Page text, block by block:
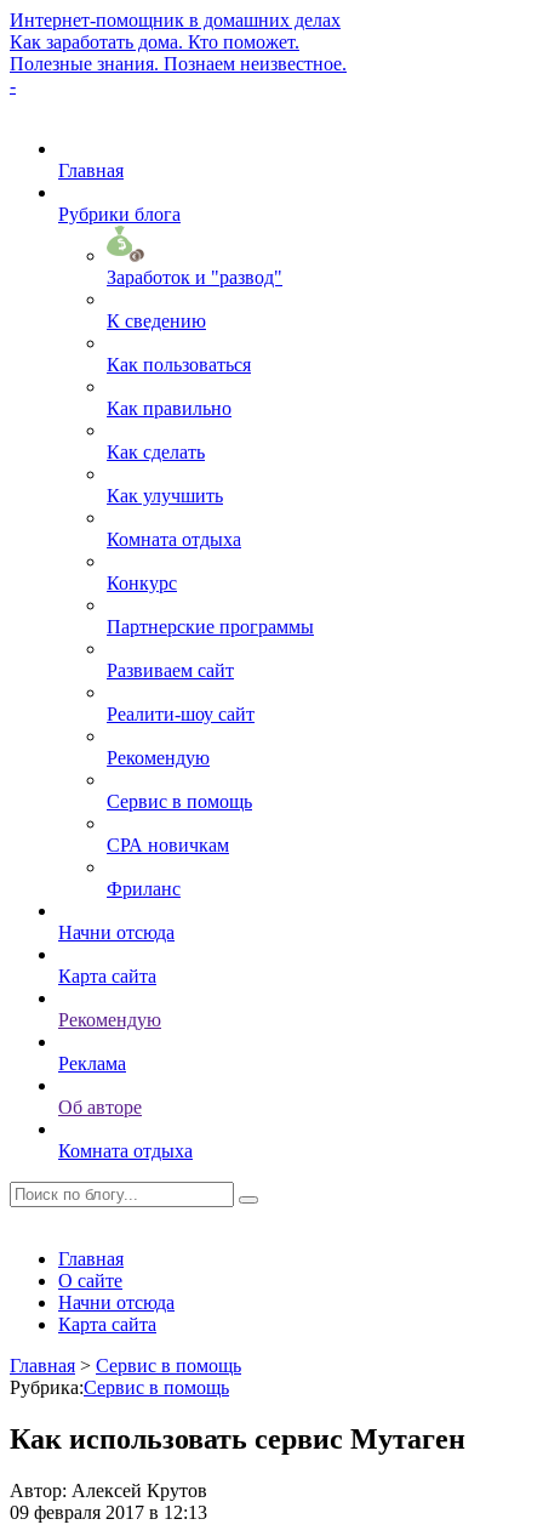
Интернет-помощник в домашних делах
Как заработать дома. Кто поможет.
Полезные знания. Познаем неизвестное.
-
Главная
Рубрики блога
Заработок и "развод"
К сведению
Как пользоваться
Как правильно
Как сделать
Как улучшить
Комната отдыха
Конкурс
Партнерские программы
Развиваем сайт
Реалити-шоу сайт
Рекомендую
Сервис в помощь
СРА новичкам
Фриланс
Начни отсюда
Карта сайта
Рекомендую
Реклама
Об авторе
Комната отдыха
Главная
О сайте
Начни отсюда
Карта сайта
Главная > Сервис в помощь
Рубрика:Сервис в помощь
Как использовать сервис Мутаген
Автор: Алексей Крутов
09 февраля 2017 в 12:13